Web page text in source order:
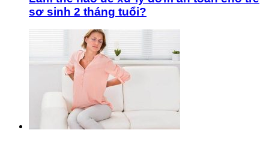
sơ sinh 2 tháng tuổi?